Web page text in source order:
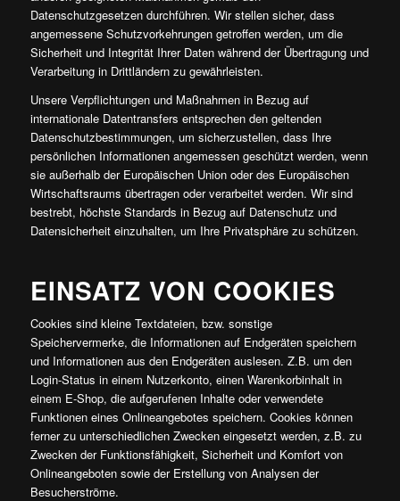
Datenschutzgesetzen durchführen. Wir stellen sicher, dass
angemessene Schutzvorkehrungen getroffen werden, um die
Sicherheit und Integrität Ihrer Daten während der Übertragung und
Verarbeitung in Drittländern zu gewährleisten.
Unsere Verpflichtungen und Maßnahmen in Bezug auf
internationale Datentransfers entsprechen den geltenden
Datenschutzbestimmungen, um sicherzustellen, dass Ihre
persönlichen Informationen angemessen geschützt werden, wenn
sie außerhalb der Europäischen Union oder des Europäischen
Wirtschaftsraums übertragen oder verarbeitet werden. Wir sind
bestrebt, höchste Standards in Bezug auf Datenschutz und
Datensicherheit einzuhalten, um Ihre Privatsphäre zu schützen.
EINSATZ VON COOKIES
Cookies sind kleine Textdateien, bzw. sonstige
Speichervermerke, die Informationen auf Endgeräten speichern
und Informationen aus den Endgeräten auslesen. Z.B. um den
Login-Status in einem Nutzerkonto, einen Warenkorbinhalt in
einem E-Shop, die aufgerufenen Inhalte oder verwendete
Funktionen eines Onlineangebotes speichern. Cookies können
ferner zu unterschiedlichen Zwecken eingesetzt werden, z.B. zu
Zwecken der Funktionsfähigkeit, Sicherheit und Komfort von
Onlineangeboten sowie der Erstellung von Analysen der
Besucherströme.